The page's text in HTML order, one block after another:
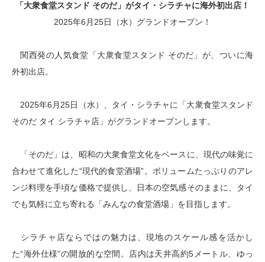
「大衆食堂スタンド そのだ」がタイ・シラチャに海外初出店！
2025年6月25日（水）グランドオープン！
関西発の人気食堂「大衆食堂スタンド そのだ」が、ついに海
外初出店。
2025年6月25日（水）、タイ・シラチャに「大衆食堂スタンド
そのだ タイ シラチャ店」がグランドオープンします。
「そのだ」は、昭和の大衆食堂文化をベースに、現代の味覚に
合わせて進化した“現代的食堂酒場”。ボリュームたっぷりのアレ
ンジ料理を手頃な価格で提供し、日本の空気感そのままに、タイ
でも気軽に立ち寄れる「みんなの食堂酒場」を目指します。
シラチャ店ならではの魅力は、現地のスケール感を活かし
た“海外仕様”の開放的な空間。店内は天井高約5メートル、ゆっ